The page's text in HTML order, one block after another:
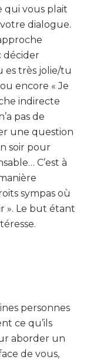
qui vous plait
dialogue.
décider
es très jolie/tu
encore « Je
indirecte
pas de
une question
soir pour
C’est à
sympas où
». Le but étant
personnes
ce qu’ils
aborder un
de vous,